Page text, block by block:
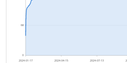
0
68
2024-01-17 2024-04-15 2024-07-13